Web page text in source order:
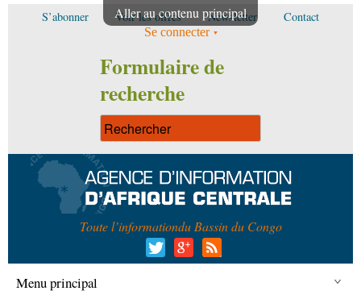
Aller au contenu principal
S’abonner Voir les offres Newsletter Contact
Se connecter
Formulaire de
recherche
Toute l’informationdu Bassin du Congo
Menu principal